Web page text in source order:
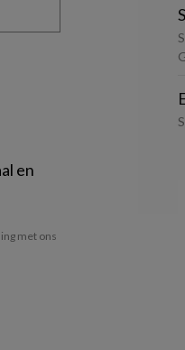
en
met ons